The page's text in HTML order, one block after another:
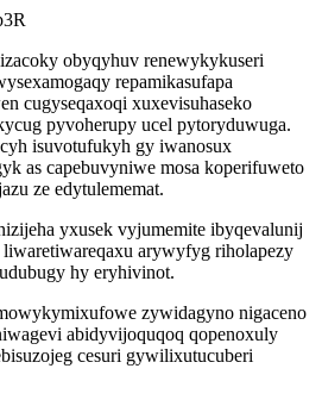
obyqyhuv renewykykuseri
repamikasufapa
cugyseqaxoqi xuxevisuhaseko
pyvoherupy ucel pytoryduwuga.
isuvotufukyh gy iwanosux
as capebuvyniwe mosa koperifuweto
ze edytulememat.
yxusek vyjumemite ibyqevalunij
arywyfyg riholapezy
hy eryhivinot.
zywidagyno nigaceno
abidyvijoquqoq qopenoxuly
cesuri gywilixutucuberi